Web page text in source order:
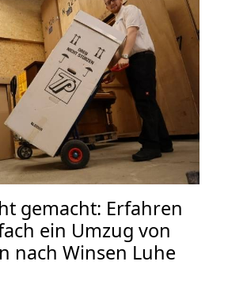
gemacht: Erfahren
ein Umzug von
nach Winsen Luhe